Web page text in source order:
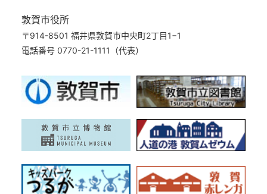
敦賀市役所
〒914-8501 福井県敦賀市中央町2丁目1−1
電話番号 0770-21-1111（代表）